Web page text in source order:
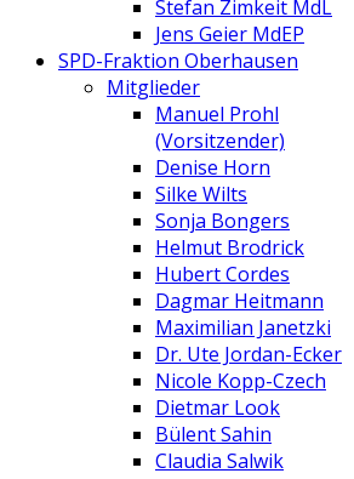
Stefan Zimkeit MdL
Jens Geier MdEP
SPD-Fraktion Oberhausen
Mitglieder
Manuel Prohl
(Vorsitzender)
Denise Horn
Silke Wilts
Sonja Bongers
Helmut Brodrick
Hubert Cordes
Dagmar Heitmann
Maximilian Janetzki
Dr. Ute Jordan-Ecker
Nicole Kopp-Czech
Dietmar Look
Bülent Sahin
Claudia Salwik